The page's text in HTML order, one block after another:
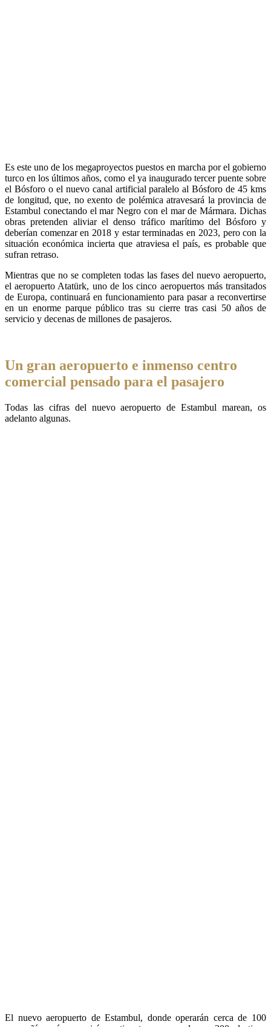
Es este uno de los megaproyectos puestos en marcha por el gobierno
turco en los últimos años, como el ya inaugurado tercer puente sobre
el Bósforo o el nuevo canal artificial paralelo al Bósforo de 45 kms
de longitud, que, no exento de polémica atravesará la provincia de
Estambul conectando el mar Negro con el mar de Mármara. Dichas
obras pretenden aliviar el denso tráfico marítimo del Bósforo y
deberían comenzar en 2018 y estar terminadas en 2023, pero con la
situación económica incierta que atraviesa el país, es probable que
sufran retraso.
Mientras que no se completen todas las fases del nuevo aeropuerto,
el aeropuerto Atatürk, uno de los cinco aeropuertos más transitados
de Europa, continuará en funcionamiento para pasar a reconvertirse
en un enorme parque público tras su cierre tras casi 50 años de
servicio y decenas de millones de pasajeros.
Un gran aeropuerto e inmenso centro
comercial pensado para el pasajero
Todas las cifras del nuevo aeropuerto de Estambul marean, os
adelanto algunas.
El nuevo aeropuerto de Estambul, donde operarán cerca de 100